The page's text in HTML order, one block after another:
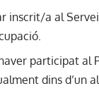
inscrit/a al
participat al
dins d’un